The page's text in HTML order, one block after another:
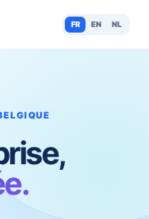
FR EN NL